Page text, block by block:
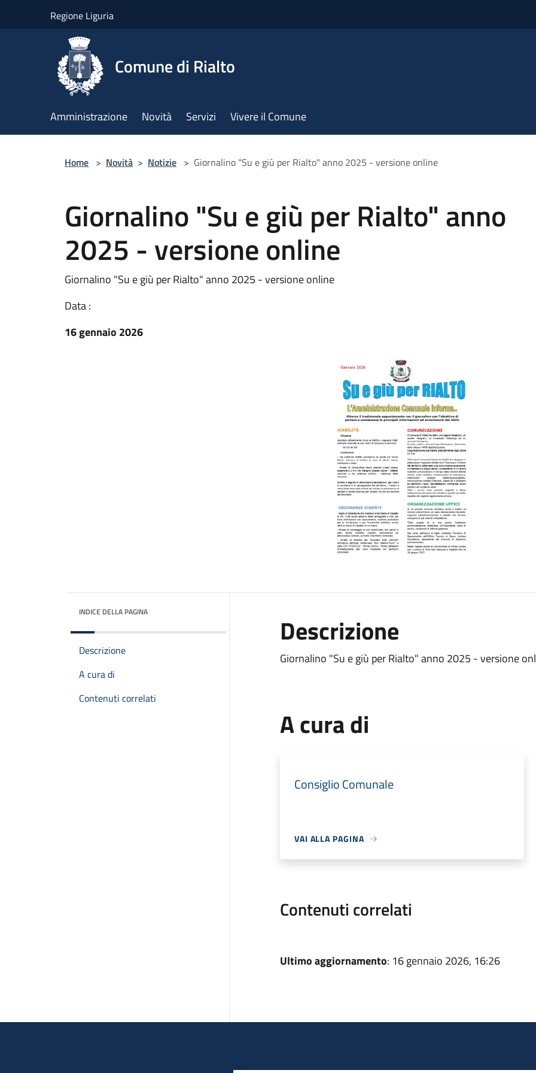
Regione Liguria
Comune di Rialto
Amministrazione Novità Servizi Vivere il Comune
Home > Novità > Notizie > Giornalino "Su e giù per Rialto" anno 2025 - versione online
Giornalino "Su e giù per Rialto" anno
2025 - versione online
Giornalino "Su e giù per Rialto" anno 2025 - versione online
Data :
16 gennaio 2026
INDICE DELLA PAGINA
Descrizione
A cura di
Contenuti correlati
Descrizione
Giornalino "Su e giù per Rialto" anno 2025 - versione
A cura di
Consiglio Comunale
VAI ALLA PAGINA
Contenuti correlati
Ultimo aggiornamento: 16 gennaio 2026, 16:26